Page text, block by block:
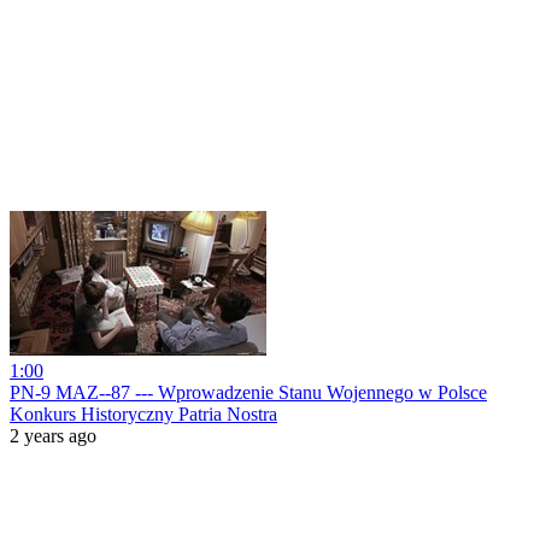
1:00
PN-9 MAZ--87 --- Wprowadzenie Stanu Wojennego w Polsce
Konkurs Historyczny Patria Nostra
2 years ago